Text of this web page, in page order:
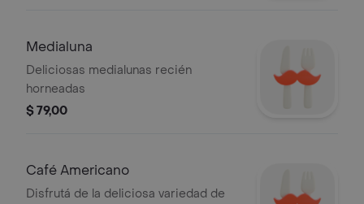
Medialuna
Deliciosas medialunas recién
horneadas
$ 79,00
Café Americano
Disfrutá de la deliciosa variedad de